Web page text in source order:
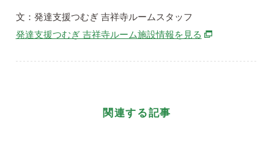
文：発達支援つむぎ 吉祥寺ルームスタッフ
発達支援つむぎ 吉祥寺ルーム施設情報を見る 別ウィンドウで
関連する記事